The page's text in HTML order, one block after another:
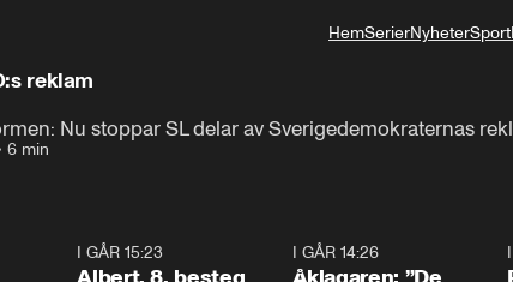
HemSerierNyheterSport
reklam
Nu stoppar SL delar av Sverigedemokraternas
6 min
I GÅR 15:23 I GÅR 14:26